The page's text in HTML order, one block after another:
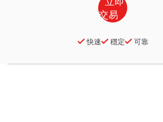
快速 穩定 可靠